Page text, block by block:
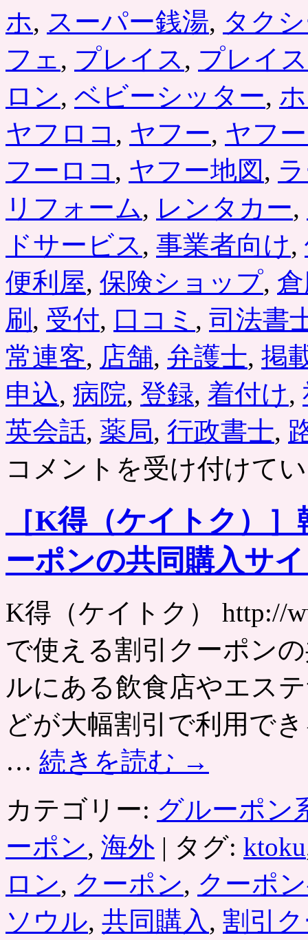
ー
ビ
な
ケ
ミ
ー
リ
グ・
ホ
ワ
イ
ト
ニ
ン
グ
が
場
は
ホ, スーパー銭湯, タク
フェ , プレイス , プレイ
ロン, ベビーシッター,
ヤフロコ , ヤフー, ヤフ
フーロコ , ヤフー地図,
リフォーム, レンタカー,
ドサービス , 事業者向け,
便利屋, 保険ショップ,
刷 , 受付, 口コミ , 司法書
常連客, 店舗, 弁護士, 掲
申込, 病院, 登録, 着付け,
英会話, 薬局, 行政書士,
イ
ス
ジ
成
録
受
付
申
開
位
置
報
を
活
用
お
店
コメントを受け付けて
［K得（ケイトク）
ーポンの共同購入サ
K得（ケイトク） http://
で使える割引クーポン
ルにある飲食店やエス
どが大幅割引で利用で
… 続きを読む →
カテゴリー: グルーポン
ーポン, 海外 | タグ: ktoku
ロン, クーポン, クーポ
ソウル, 共同購入 , 割引